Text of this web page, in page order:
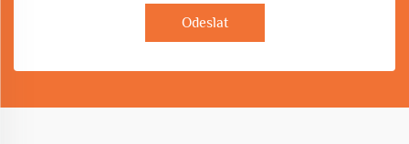
Odeslat